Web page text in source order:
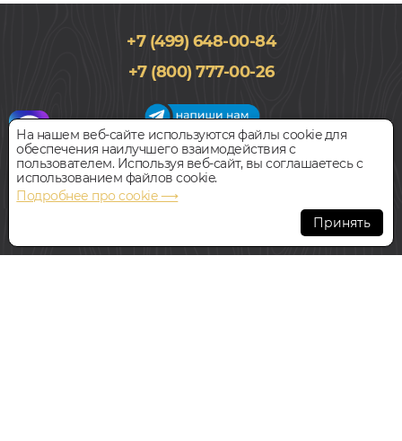
+7 (499) 648-00-84
+7 (800) 777-00-26
График работы салона
Пн-Вс с 09:00 до 21:00
Наш адрес:127018, г. Москва,
ул.Складочная, д.1, строение 9
На нашем веб-сайте используются файлы cookie для
обеспечения наилучшего взаимодействия с
пользователем. Используя веб-сайт, вы соглашаетесь с
использованием файлов cookie.
Подробнее про cookie ⟶
Принять